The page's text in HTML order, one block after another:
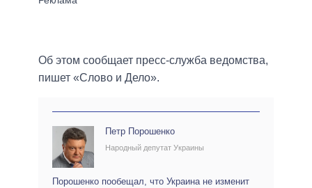
Об этом сообщает пресс-служба ведомства,
пишет «Слово и Дело».
Петр Порошенко
Народный депутат Украины
Порошенко пообещал, что Украина не изменит